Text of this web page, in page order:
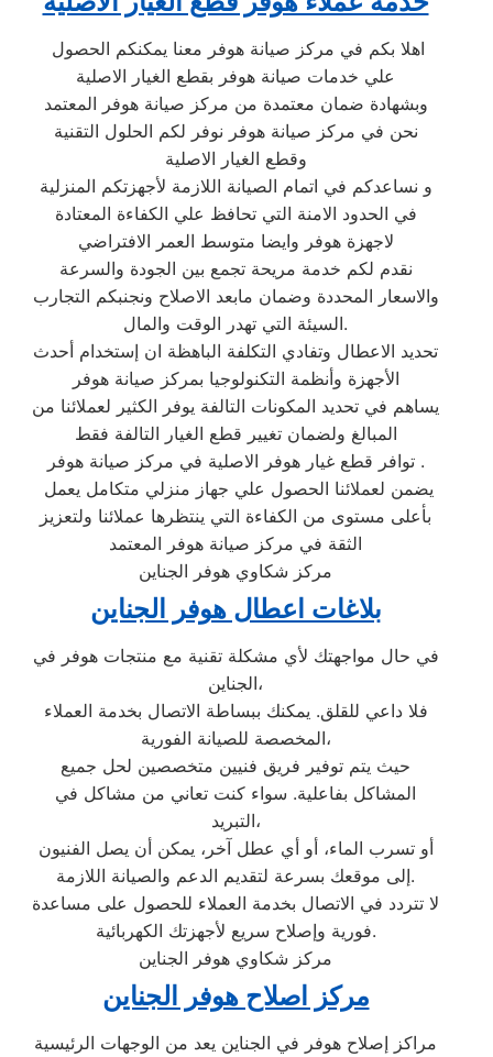
علي خدمات صيانة هوفر بقطع الغيار الاصلية
وبشهادة ضمان معتمدة من مركز صيانة هوفر المعتمد
نحن في مركز صيانة هوفر نوفر لكم الحلول التقنية
وقطع الغيار الاصلية
و نساعدكم في اتمام الصيانة اللازمة لأجهزتكم المنزلية
في الحدود الامنة التي تحافظ علي الكفاءة المعتادة
لاجهزة هوفر وايضا متوسط العمر الافتراضي
نقدم لكم خدمة مريحة تجمع بين الجودة والسرعة
والاسعار المحددة وضمان مابعد الاصلاح ونجنبكم التجارب
السيئة التي تهدر الوقت والمال.
تحديد الاعطال وتفادي التكلفة الباهظة ان إستخدام أحدث
الأجهزة وأنظمة التكنولوجيا بمركز صيانة هوفر
يساهم في تحديد المكونات التالفة يوفر الكثير لعملائنا من
المبالغ ولضمان تغيير قطع الغيار التالفة فقط
توافر قطع غيار هوفر الاصلية في مركز صيانة هوفر .
بأعلى مستوى من الكفاءة التي ينتظرها عملائنا ولتعزيز
الثقة في مركز صيانة هوفر المعتمد
مركز شكاوي هوفر الجناين
بلاغات اعطال هوفر الجناين
في حال مواجهتك لأي مشكلة تقنية مع منتجات هوفر في
الجناين،
فلا داعي للقلق. يمكنك ببساطة الاتصال بخدمة العملاء
المخصصة للصيانة الفورية،
حيث يتم توفير فريق فنيين متخصصين لحل جميع
المشاكل بفاعلية. سواء كنت تعاني من مشاكل في
التبريد،
أو تسرب الماء، أو أي عطل آخر، يمكن أن يصل الفنيون
إلى موقعك بسرعة لتقديم الدعم والصيانة اللازمة.
لا تتردد في الاتصال بخدمة العملاء للحصول على مساعدة
فورية وإصلاح سريع لأجهزتك الكهربائية.
مركز شكاوي هوفر الجناين
مركز اصلاح هوفر الجناين
مراكز إصلاح هوفر في الجناين يعد من الوجهات الرئيسية